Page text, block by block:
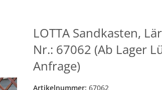
LOTTA Sandkasten,
Nr.: 67062 (Ab Lager
Anfrage)
Artikelnummer: 67062